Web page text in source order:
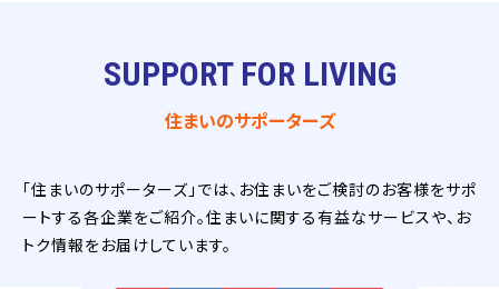
SUPPORT FOR LIVING
住まいのサポーターズ
「住まいのサポーターズ」では、お住まいをご検討のお客様をサポ
ートする各企業をご紹介。住まいに関する有益なサービスや、お
トク情報をお届けしています。